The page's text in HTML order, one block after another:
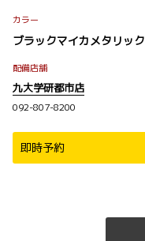
カラー
ブラックマイカメタリック
配備店舗
九大学研都市店
092-807-8200
即時予約